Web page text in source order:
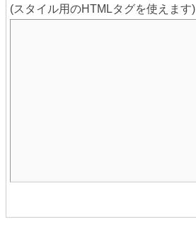
(スタイル用のHTMLタグを使えます)